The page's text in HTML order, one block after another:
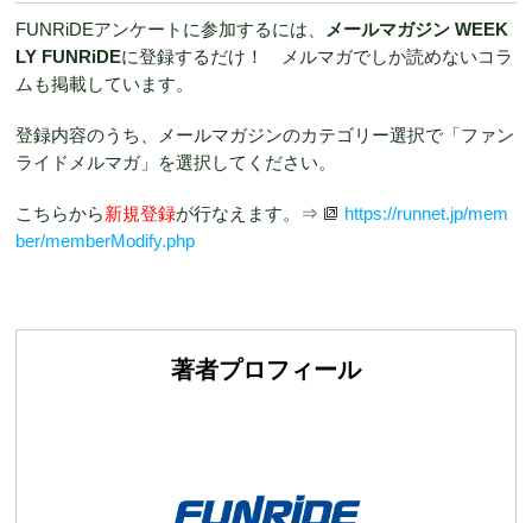
FUNRiDEアンケートに参加するには、
メールマガジン WEEK
LY FUNRiDEに登録するだけ！ メルマガでしか読めないコラ
ムも掲載しています。
登録内容のうち、メールマガジンのカテゴリー選択で「ファン
ライドメルマガ」を選択してください。
こちらから新規登録が行なえます。⇒
https://runnet.jp/mem
ber/memberModify.php
著者プロフィール